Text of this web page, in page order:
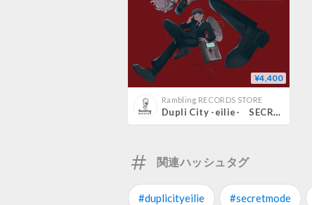
¥4,400
Rambling RECORDS STORE
Dupli City -eilie- SECRET MODE （リストバンド付き）
関連ハッシュタグ
#duplicityeilie #secretmode